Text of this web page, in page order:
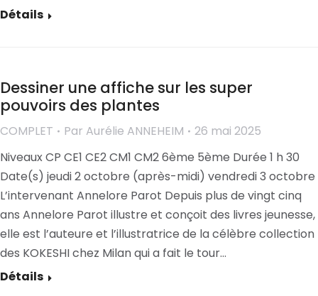
Détails
Dessiner une affiche sur les super
pouvoirs des plantes
COMPLET Par Aurélie ANNEHEIM
26 mai 2025
Niveaux CP CE1 CE2 CM1 CM2 6ème 5ème Durée 1 h 30
Date(s) jeudi 2 octobre (après-midi) vendredi 3 octobre
L’intervenant Annelore Parot Depuis plus de vingt cinq
ans Annelore Parot illustre et conçoit des livres jeunesse,
elle est l’auteure et l’illustratrice de la célèbre collection
des KOKESHI chez Milan qui a fait le tour…
Détails